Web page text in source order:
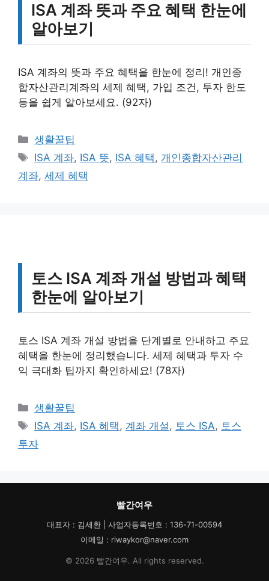
ISA 계좌 뜻과 주요 혜택 한눈에
알아보기
ISA 계좌의 뜻과 주요 혜택을 한눈에 정리! 개인종
합자산관리계좌의 세제 혜택, 가입 조건, 투자 한도
등을 쉽게 알아보세요. (92자)
카
테
리
생활꿀팁
태
그
ISA 계좌, ISA 뜻, ISA 혜택, 개인종합자산관리
계좌, 세제 혜택
토스 ISA 계좌 개설 방법과 혜택
한눈에 알아보기
토스 ISA 계좌 개설 방법을 단계별로 안내하고 주요
혜택을 한눈에 정리했습니다. 세제 혜택과 투자 수
익 극대화 팁까지 확인하세요! (78자)
카
테
리
생활꿀팁
태
그
ISA 계좌, ISA 혜택, 계좌 개설 , 토스 ISA, 토스
투자
빨간여우
대표자 : 김세환 | 사업자등록번호 : 136-71-00594
이메일 : riwaykor@naver.com
© 2026 빨간여우. All rights reserved.